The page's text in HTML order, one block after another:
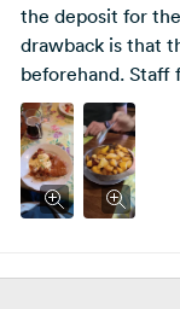
the deposit for
drawback is that
beforehand. Staff